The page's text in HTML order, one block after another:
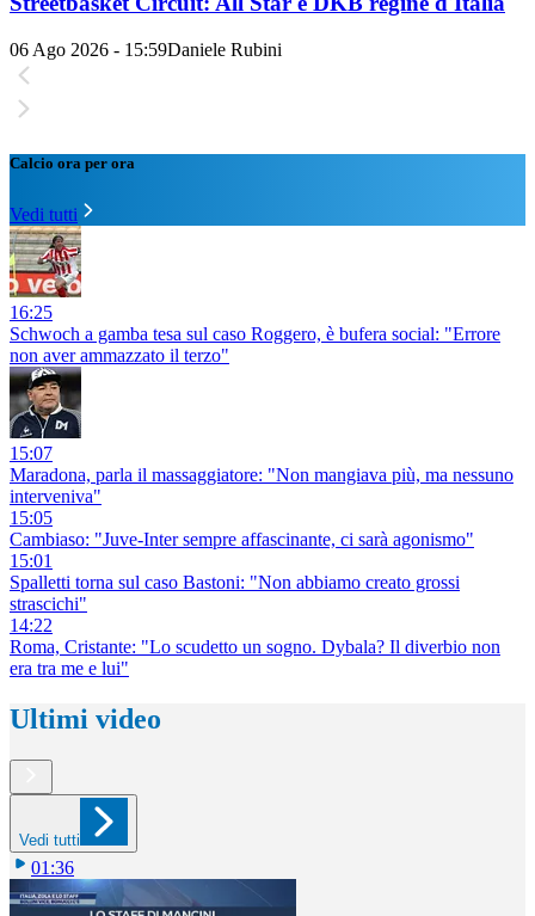
06 Ago 2026 - 15:59Daniele Rubini
Calcio ora per ora
Vedi tutti
16:25
Schwoch a gamba tesa sul caso Roggero, è bufera social: "Errore
non aver ammazzato il terzo"
15:07
Maradona, parla il massaggiatore: "Non mangiava più, ma nessuno
interveniva"
15:05
Cambiaso: "Juve-Inter sempre affascinante, ci sarà agonismo"
15:01
Spalletti torna sul caso Bastoni: "Non abbiamo creato grossi
strascichi"
14:22
Roma, Cristante: "Lo scudetto un sogno. Dybala? Il diverbio non
era tra me e lui"
Ultimi video
Vedi tutti
01:36